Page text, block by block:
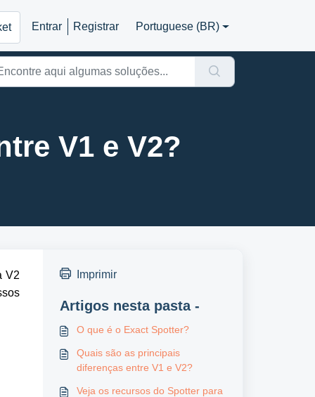
Entrar Registrar Portuguese (BR)
V1 e V2?
V2
Imprimir
Artigos nesta pasta -
O que é o Exact Spotter?
Quais são as principais
diferenças entre V1 e V2?
Veja os recursos do Spotter para